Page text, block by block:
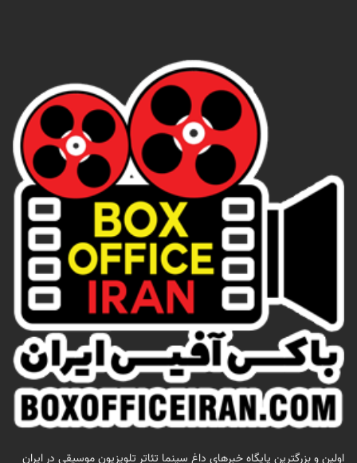
اولين و بزرگترين پايگاه خبرهاي داغ سينما تئاتر تلويزيون موسيقي در ايران